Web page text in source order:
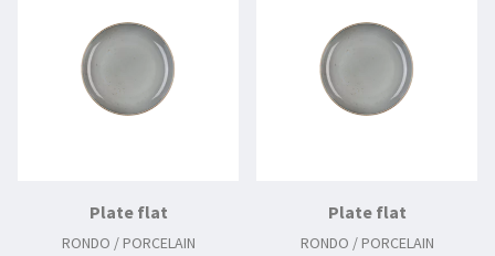
Plate flat
RONDO / PORCELAIN
Plate flat
RONDO / PORCELAIN